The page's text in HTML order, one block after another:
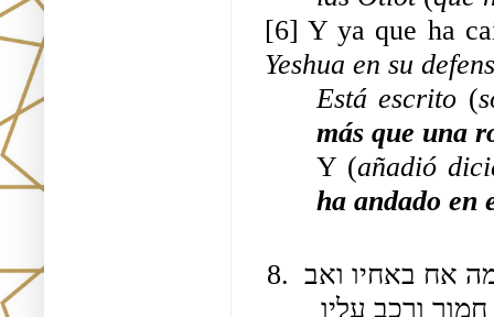
[6] Y ya que ha
Yeshua en su
Está escrito (
más que una
Y (añadió
ha andado en
8. ועמד הוא וסיעתו שפיתה אותם בדברים ועשו מלחמה אח באחיו ואב